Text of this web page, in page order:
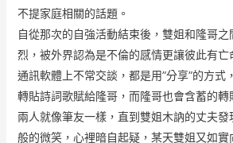
不提家庭相關的話題。
自從那次的自強活動結束後，雙姐和隆哥
烈，被外界認為是不倫的感情更讓彼此有
通訊軟體上不常交談，都是用”分享”的方式
轉貼詩詞歌賦給隆哥，而隆哥也會含蓄的轉
兩人就像筆友一樣，直到雙姐木訥的丈夫
般的微笑，心裡暗自起疑，某天雙姐又如實